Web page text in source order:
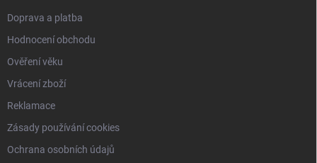
Doprava a platba
Hodnocení obchodu
Ověření věku
Vrácení zboží
Reklamace
Zásady používání cookies
Ochrana osobních údajů